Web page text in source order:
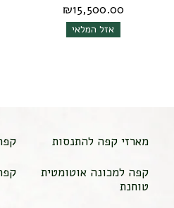
₪15,500.00
אזל המלאי
מארזי קפה להתנסות
קפה למכונה אוטומטית
טוחנת